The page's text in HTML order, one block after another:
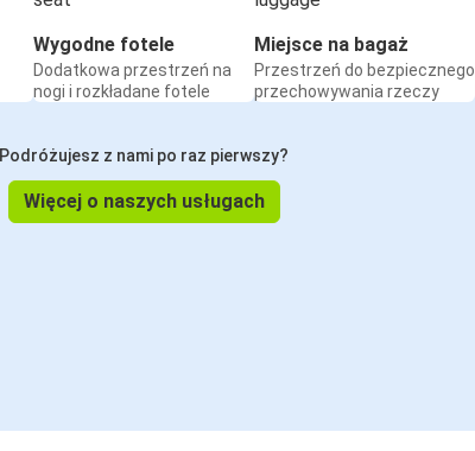
Wygodne fotele
Dodatkowa przestrzeń na
nogi i rozkładane fotele
Miejsce na bagaż
Przestrzeń do bezpiecznego
przechowywania rzeczy
Podróżujesz z nami po raz pierwszy?
Więcej o naszych usługach